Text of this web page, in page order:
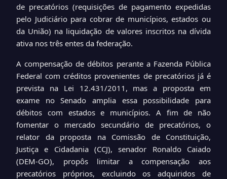
de precatórios (requisições de pagamento expedidas
pelo Judiciário para cobrar de municípios, estados ou
da União) na liquidação de valores inscritos na dívida
ativa nos três entes da federação.
A compensação de débitos perante a Fazenda Pública
Federal com créditos provenientes de precatórios já é
prevista na Lei 12.431/2011, mas a proposta em
exame no Senado amplia essa possibilidade para
débitos com estados e municípios. A fim de não
fomentar o mercado secundário de precatórios, o
relator da proposta na Comissão de Constituição,
Justiça e Cidadania (CCJ), senador Ronaldo Caiado
(DEM-GO), propôs limitar a compensação aos
precatórios próprios, excluindo os adquiridos de